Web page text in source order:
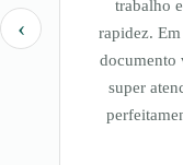
‹
trabalho
rapidez.
documento
super